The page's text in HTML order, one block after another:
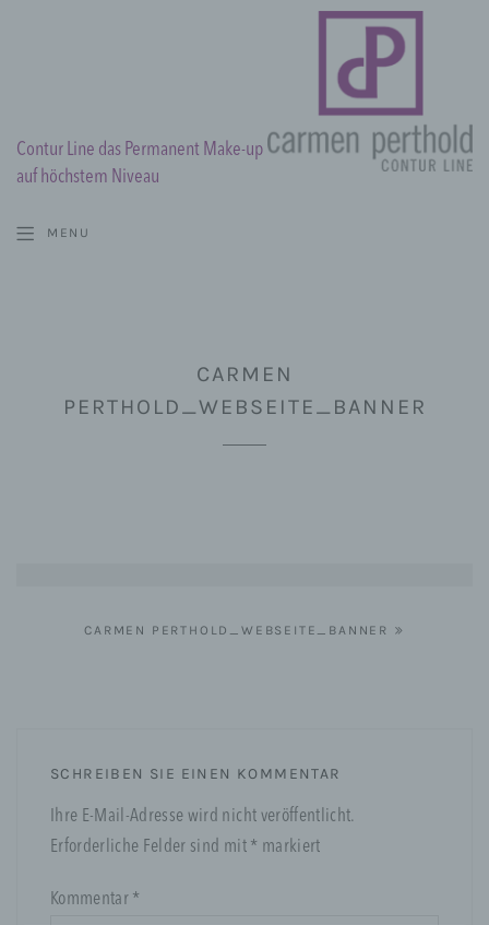
Contur Line das Permanent Make-up
auf höchstem Niveau
MENU
CARMEN
PERTHOLD_WEBSEITE_BANNER
Beitragsnavigation
CARMEN PERTHOLD_WEBSEITE_BANNER
SCHREIBEN SIE EINEN KOMMENTAR
Ihre E-Mail-Adresse wird nicht veröffentlicht.
Erforderliche Felder sind mit * markiert
Kommentar *